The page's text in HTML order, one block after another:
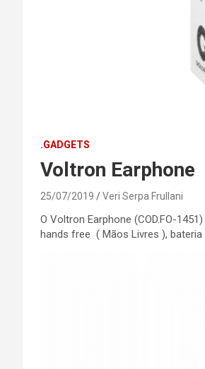
.GADGETS
Voltron Earphone
25/07/2019 Veri Serpa Frullani
O Voltron Earphone (COD.FO-
hands free ( Mãos Livres ),